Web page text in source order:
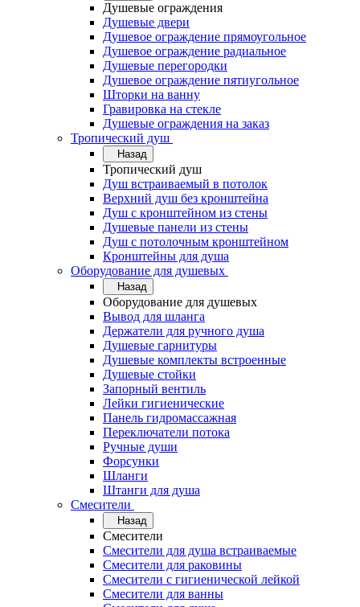
Душевые ограждения
Душевые двери
Душевое ограждение прямоугольное
Душевое ограждение радиальное
Душевые перегородки
Душевое ограждение пятиугольное
Шторки на ванну
Гравировка на стекле
Душевые ограждения на заказ
Тропический душ
Назад
Тропический душ
Душ встраиваемый в потолок
Верхний душ без кронштейна
Душ с кронштейном из стены
Душевые панели из стены
Душ с потолочным кронштейном
Кронштейны для душа
Оборудование для душевых
Назад
Оборудование для душевых
Вывод для шланга
Держатели для ручного душа
Душевые гарнитуры
Душевые комплекты встроенные
Душевые стойки
Запорный вентиль
Лейки гигиенические
Панель гидромассажная
Переключатели потока
Ручные души
Форсунки
Шланги
Штанги для душа
Смесители
Назад
Смесители
Смесители для душа встраиваемые
Смесители для раковины
Смесители с гигиенической лейкой
Смесители для ванны